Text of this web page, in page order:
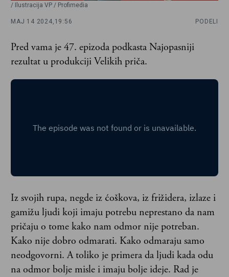
/ Ilustracija VP / Profimedia
MAJ 14 2024, 19:56 PODELI
Pred vama je 47. epizoda podkasta Najopasniji
rezultat u produkciji Velikih priča.
Iz svojih rupa, negde iz ćoškova, iz frižidera, izlaze i
gamižu ljudi koji imaju potrebu neprestano da nam
pričaju o tome kako nam odmor nije potreban.
Kako nije dobro odmarati. Kako odmaraju samo
neodgovorni. A toliko je primera da ljudi kada odu
na odmor bolje misle i imaju bolje ideje. Rad je